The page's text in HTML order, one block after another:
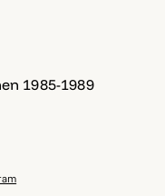
1985-1989